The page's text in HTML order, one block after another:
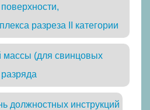
разреза II категории
(для свинцовых
должностных инструкций